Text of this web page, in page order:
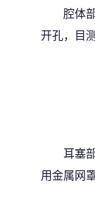
腔体
开孔，目
耳塞
用金属网